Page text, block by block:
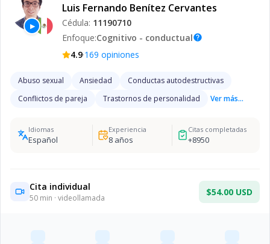
▶
Luis Fernando Benítez Cervantes
Cédula: 11190710
Enfoque:Cognitivo - conductualhelp
4.9·169 opiniones
Abuso sexual Ansiedad
Conductas autodestructivas
Conflictos de pareja
Trastornos de personalidad Ver más...
Idiomas
Español
Experiencia
8años
Citas completadas
+8950
Cita individual
50 min · videollamada
$54.00 USD